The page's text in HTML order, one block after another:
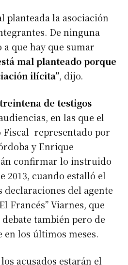
planteada la asociación
De ninguna
que hay que sumar
mal planteado porque
ilícita”, dijo.
treintena de testigos
en las que el
-representado por
y Enrique
confirmar lo instruido
2013, cuando estalló el
declaraciones del agente
Francés” Viarnes, que
también pero de
en los últimos meses.
acusados estarán el